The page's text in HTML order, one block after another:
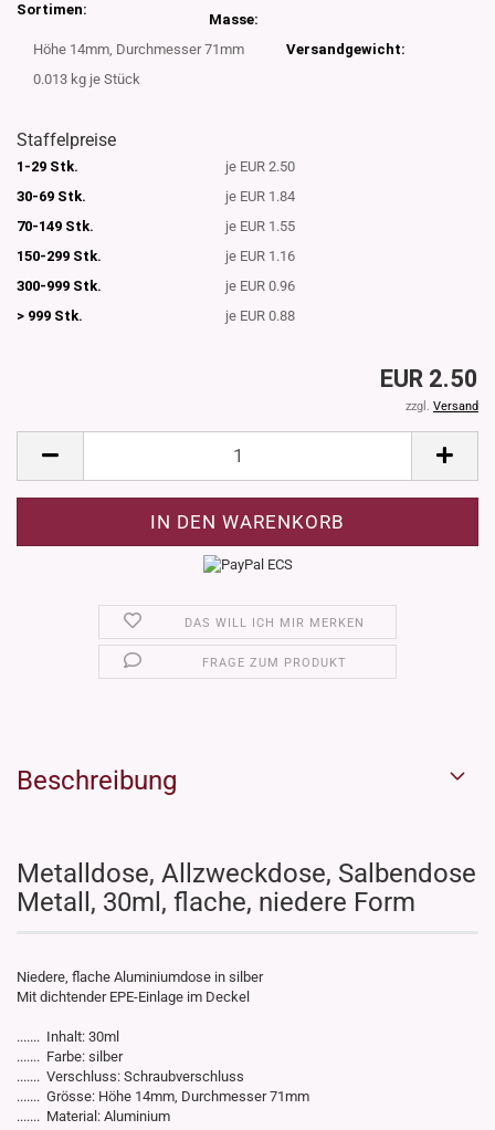
Sortimen:
Masse:
Höhe 14mm, Durchmesser 71mm
Versandgewicht:
0.013 kg je Stück
Staffelpreise
1-29 Stk.
je EUR 2.50
30-69 Stk.
je EUR 1.84
70-149 Stk.
je EUR 1.55
150-299 Stk.
je EUR 1.16
300-999 Stk.
je EUR 0.96
> 999 Stk.
je EUR 0.88
EUR 2.50
zzgl. Versand
DAS WILL ICH MIR MERKEN
FRAGE ZUM PRODUKT
Beschreibung
Metalldose, Allzweckdose, Salbendose
Metall, 30ml, flache, niedere Form
Niedere, flache Aluminiumdose in silber
Mit dichtender EPE-Einlage im Deckel
....... Inhalt: 30ml
....... Farbe: silber
....... Verschluss: Schraubverschluss
....... Grösse: Höhe 14mm, Durchmesser 71mm
....... Material: Aluminium